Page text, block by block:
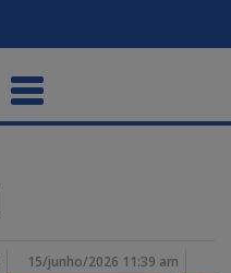
15/junho/2026 11:39 am